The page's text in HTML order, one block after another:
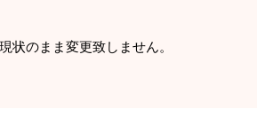
状のまま変更致しません。